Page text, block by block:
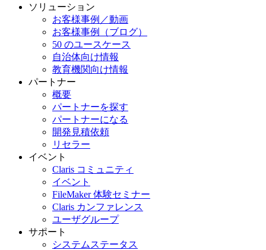
ソリューション
お客様事例／動画
お客様事例（ブログ）
50 のユースケース
自治体向け情報
教育機関向け情報
パートナー
概要
パートナーを探す
パートナーになる
開発見積依頼
リセラー
イベント
Claris コミュニティ
イベント
FileMaker 体験セミナー
Claris カンファレンス
ユーザグループ
サポート
システムステータス